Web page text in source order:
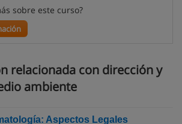
sobre este curso?
relacionada con dirección y
ambiente
Aspectos Legales